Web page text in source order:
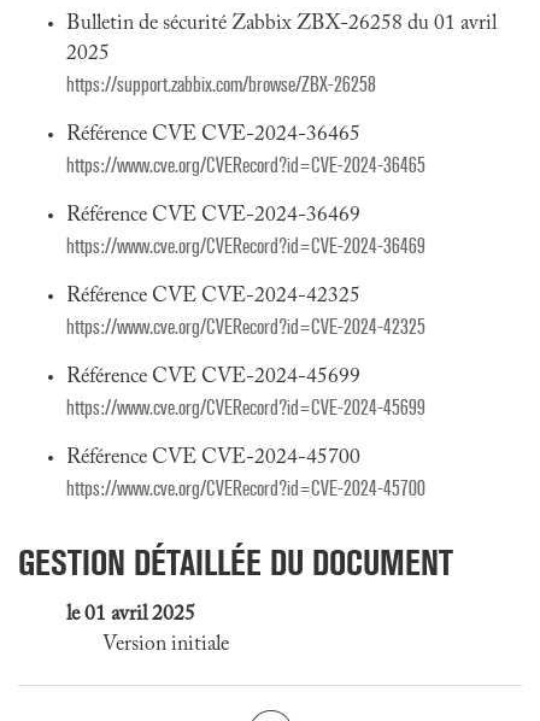
Bulletin de sécurité Zabbix ZBX-26258 du 01 avril
2025
https://support.zabbix.com/browse/ZBX-26258
Référence CVE CVE-2024-36465
https://www.cve.org/CVERecord?id=CVE-2024-36465
Référence CVE CVE-2024-36469
https://www.cve.org/CVERecord?id=CVE-2024-36469
Référence CVE CVE-2024-42325
https://www.cve.org/CVERecord?id=CVE-2024-42325
Référence CVE CVE-2024-45699
https://www.cve.org/CVERecord?id=CVE-2024-45699
Référence CVE CVE-2024-45700
https://www.cve.org/CVERecord?id=CVE-2024-45700
GESTION DÉTAILLÉE DU DOCUMENT
le 01 avril 2025
Version initiale